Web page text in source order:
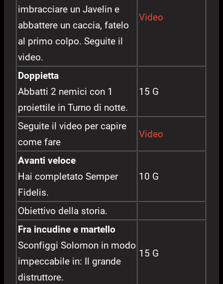
imbracciare un Javelin e
abbattere un caccia, fatelo
al primo colpo. Seguite il
video.
Video
Doppietta
Abbatti 2 nemici con 1
proiettile in Turno di notte.
15 G
Seguite il video per capire
come fare
Video
Avanti veloce
Hai completato Semper
Fidelis.
10 G
Obiettivo della storia.
Fra incudine e martello
Sconfiggi Solomon in modo
impeccabile in: Il grande
distruttore.
15 G